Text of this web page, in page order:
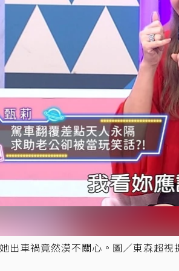
出車禍竟然漠不關心。圖／東森超視